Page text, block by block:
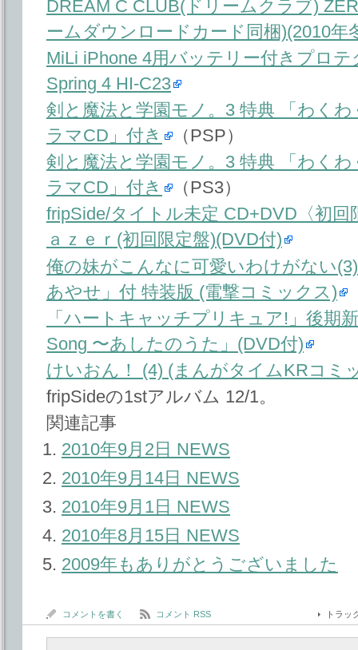
DREAM C CLUB(ドリームクラブ)
ームダウンロードカード同梱)(2010年
MiLi iPhone 4用バッテリー付きプロ
Spring 4 HI-C23
剣と魔法と学園モノ。3 特典 「わく
ラマCD」付き
（PSP）
剣と魔法と学園モノ。3 特典 「わく
ラマCD」付き
（PS3）
fripSide/タイトル未定 CD+DVD〈初回
ａｚｅｒ(初回限定盤)(DVD付)
俺の妹がこんなに可愛いわけがない
あやせ」付 特装版 (電撃コミックス)
「ハートキャッチプリキュア!」後期
Song 〜あしたのうた」(DVD付)
けいおん！ (4) (まんがタイムKRコミ
fripSideの1stアルバム 12/1。
関連記事
2010年9月2日 NEWS
2010年9月14日 NEWS
2010年9月1日 NEWS
2010年8月15日 NEWS
2009年もありがとうございました
コメントを書く コメント RSS トラ